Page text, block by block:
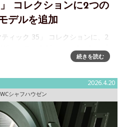
コレクションに2つの
デルを追加
ティック 35」 コレクションに、2
ワンダーズで 「インヂュニア・オ
。一方
続きを読む
2026.4.20
シャフハウゼン